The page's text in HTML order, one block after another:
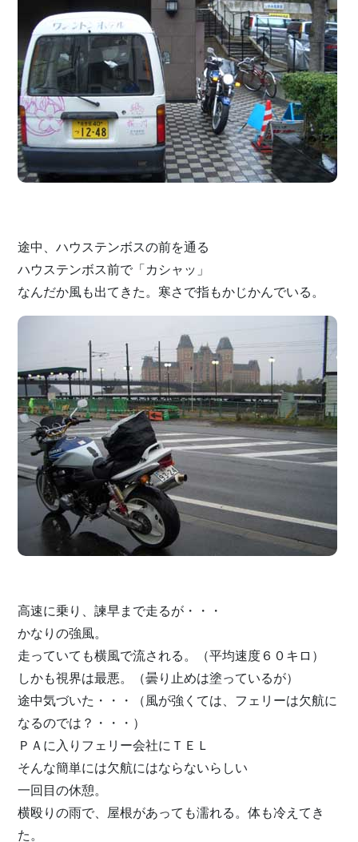
途中、ハウステンボスの前を通る
ハウステンボス前で「カシャッ」
なんだか風も出てきた。寒さで指もかじかんでいる。
高速に乗り、諫早まで走るが・・・
かなりの強風。
走っていても横風で流される。（平均速度６０キロ）
しかも視界は最悪。（曇り止めは塗っているが）
途中気づいた・・・（風が強くては、フェリーは欠航に
なるのでは？・・・）
ＰＡに入りフェリー会社にＴＥＬ
そんな簡単には欠航にはならないらしい
一回目の休憩。
横殴りの雨で、屋根があっても濡れる。体も冷えてき
た。